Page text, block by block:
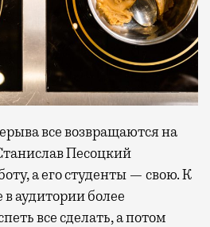
все возвращаются на
Песоцкий
а его студенты — свою. К
аудитории более
все сделать, а потом